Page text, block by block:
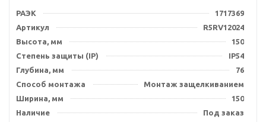
РАЭК
1717369
Артикул
R5RV12024
Высота, мм
150
Степень защиты (IP)
IP54
Глубина, мм
76
Способ монтажа
Монтаж защелкиванием
Ширина, мм
150
Наличие
Под заказ